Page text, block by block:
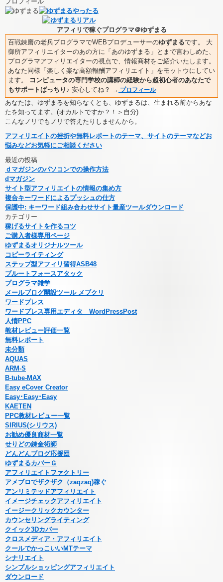
アフィリで稼ぐプログラマ＠ゆずまる
百戦錬磨の老兵プログラマでWEBプロデューサーのゆずまるです。 大
御所アフィリエイターのあの方に「あのゆずまる」とまで言わしめた、
プログラマアフィリエイターの視点で、情報商材をご紹介いたします。
あなた同様「楽しく楽な高額報酬アフィリエイト」をモットウにしてい
ます。
コンピュータの専門学校の講師の経験から超初心者のあなたで
もサポートばっちり♪ 安心してね？ → プロフィール
あなたは、ゆずまるを知らなくとも、ゆずまるは、生まれる前からあな
たを知ってます。(オカルトですか？！＞自分)
こんなノリでもノリで答えたりしませんから。
アフィリエイトの挫折や無料レポートのテーマ、サイトのテーマなどお
悩みなどお気軽にご相談ください
最近の投稿
ｄマガジンのパソコンでの操作方法
dマガジン
サイト型アフィリエイトの情報の集め方
複合キーワードによるプッシュの仕方
保護中: キーワード組み合わせサイト量産ツールダウンロード
カテゴリー
稼げるサイトを作るコツ
ご購入者様専用ページ
ゆずまるオリジナルツール
コピーライティング
ステップ型アフィリ習得ASB48
ブルートフォースアタック
プログラマ雑学
メールブログ開設ツール メブクリ
ワードプレス
ワードプレス専用エディタ WordPressPost
人情PPC
教材レビュー評価一覧
無料レポート
未分類
AQUAS
ARM-S
B-tube-MAX
Easy eCover Creator
Easy･Easy･Easy
KAETEN
PPC教材レビュー一覧
SIRIUS(シリウス)
お勧め優良商材一覧
せりどの錬金術師
どんどんブログ応援団
ゆずまるカバーＧ
アフィリエイトファクトリー
アメブロでザクザク（zaqzaq)稼ぐ
アンリミテッドアフィリエイト
イメージチェックアフィリエイト
イージークリックカウンター
カウンセリングライティング
クイック3Dカバー
クロスメディア・アフィリエイト
クールでかっこいいMTテーマ
シナリエイト
シンプルショッピングアフィリエイト
ダウンロード